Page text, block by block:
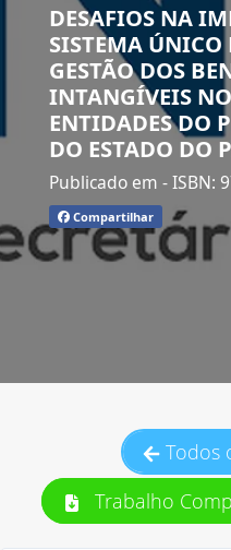
DESAFIOS NA
SISTEMA ÚNICO
GESTÃO DOS
INTANGÍVEIS
ENTIDADES DO
DO ESTADO DO
Publicado em - ISBN:
Compartilhar
Todos
Trabalho